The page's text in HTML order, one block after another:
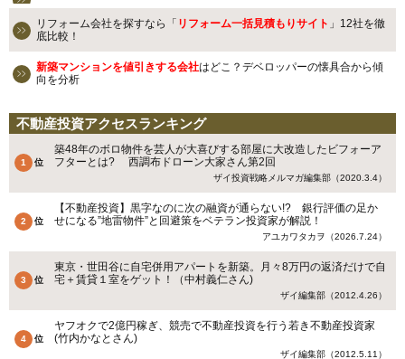
リフォーム会社を探すなら「 リフォーム一括見積もりサイト 」12社を徹
底比較！
新築マンションを値引きする会社はどこ？デベロッパーの懐具合から傾
向を分析
不動産投資アクセスランキング
築48年のボロ物件を芸人が大喜びする部屋に大改造したビフォーア
フターとは? 西調布ドローン大家さん第2回
ザイ投資戦略メルマガ編集部（2020.3.4）
【不動産投資】黒字なのに次の融資が通らない!? 銀行評価の足か
せになる”地雷物件”と回避策をベテラン投資家が解説！
アユカワタカヲ（2026.7.24）
東京・世田谷に自宅併用アパートを新築。月々8万円の返済だけで自
宅＋賃貸１室をゲット！（中村義仁さん)
ザイ編集部（2012.4.26）
ヤフオクで2億円稼ぎ、競売で不動産投資を行う若き不動産投資家
(竹内かなとさん)
ザイ編集部（2012.5.11）